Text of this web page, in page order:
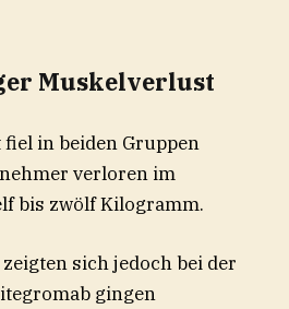
Muskelverlust
in beiden Gruppen
verloren im
bis zwölf Kilogramm.
sich jedoch bei der
gingen